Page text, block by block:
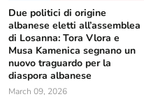
Due politici di origine
albanese eletti all’assemblea
di Losanna: Tora Vlora e
Musa Kamenica segnano un
nuovo traguardo per la
diaspora albanese
March 09, 2026